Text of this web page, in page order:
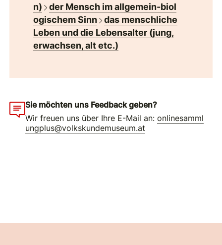
n)
der Mensch im allgemein-biol
ogischem Sinn
das menschliche
Leben und die Lebensalter (jung,
erwachsen, alt etc.)
Sie möchten uns Feedback geben?
Wir freuen uns über Ihre E-Mail an:onlinesamml
ungplus@volkskundemuseum.at